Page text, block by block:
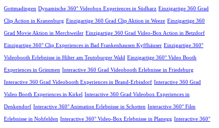
Gottmadingen Dynamische 360° Videobox Experiences in Südharz Einzigartige 360 Grad
Clip Action in Kranenburg Einzigartige 360 Grad Clip Aktion in Weeze Einzigartige 360
Grad Movie Aktion in Merchweiler Einzigartige 360 Grad Video-Box Action in Betzdorf
Einzigartige 360° Clip Experiences in Bad Frankenhausen Kyffhäuser Einzigartige 360°
Videobooth Erlebnisse in Hilter am Teutoburger Wald Einzigartige 360° Video Booth
Experiences in Grimmen Interactive 360 Grad Videobooth Erlebnisse in Friedeburg
Interactive 360 Grad Videobooth Experiences in Brand-Erbisdorf Interactive 360 Grad
Video Booth Experiences in Kirkel Interactive 360 Grad Videobox Experiences in
Denkendorf Interactive 360° Animation Erlebnisse in Schotten Interactive 360° Film
Erlebnisse in Nohfelden Interactive 360° Video-Box Erlebnisse in Planegg Interactive 360°